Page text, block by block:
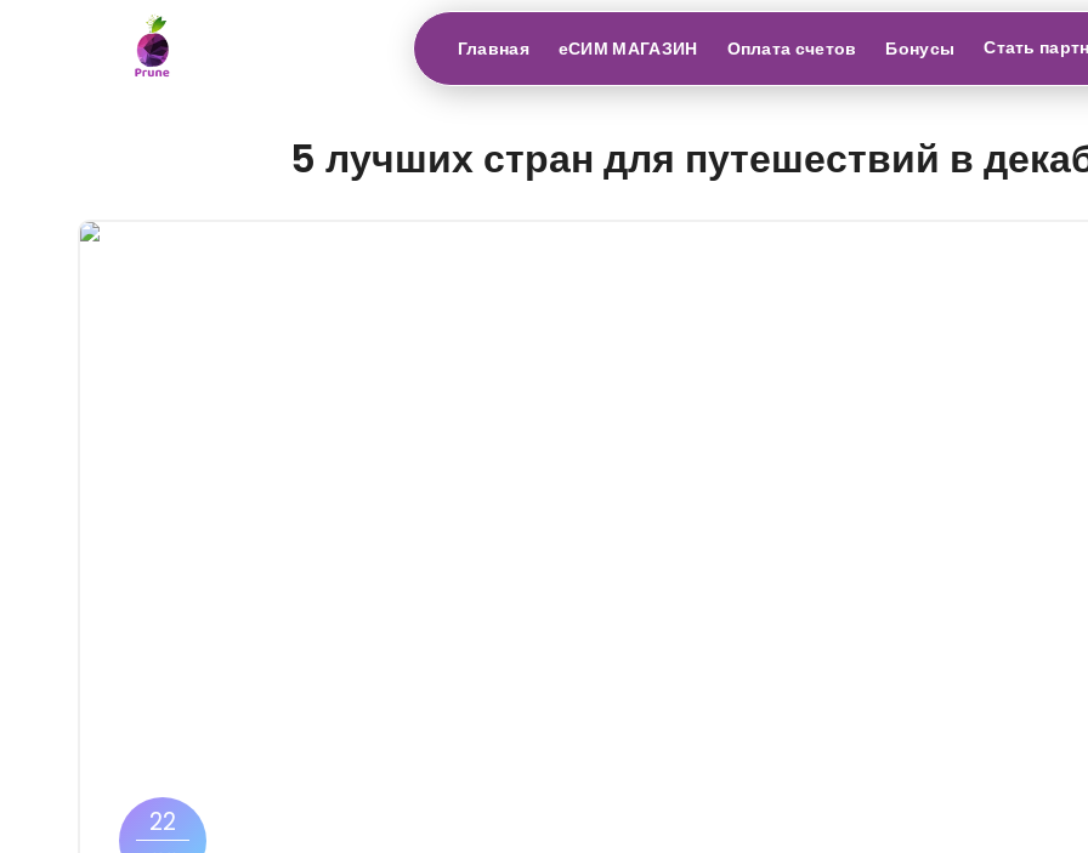
Главная еСИМ МАГАЗИН Оплата счетов Бонусы Стать
5 лучших стран для путешествий в
22